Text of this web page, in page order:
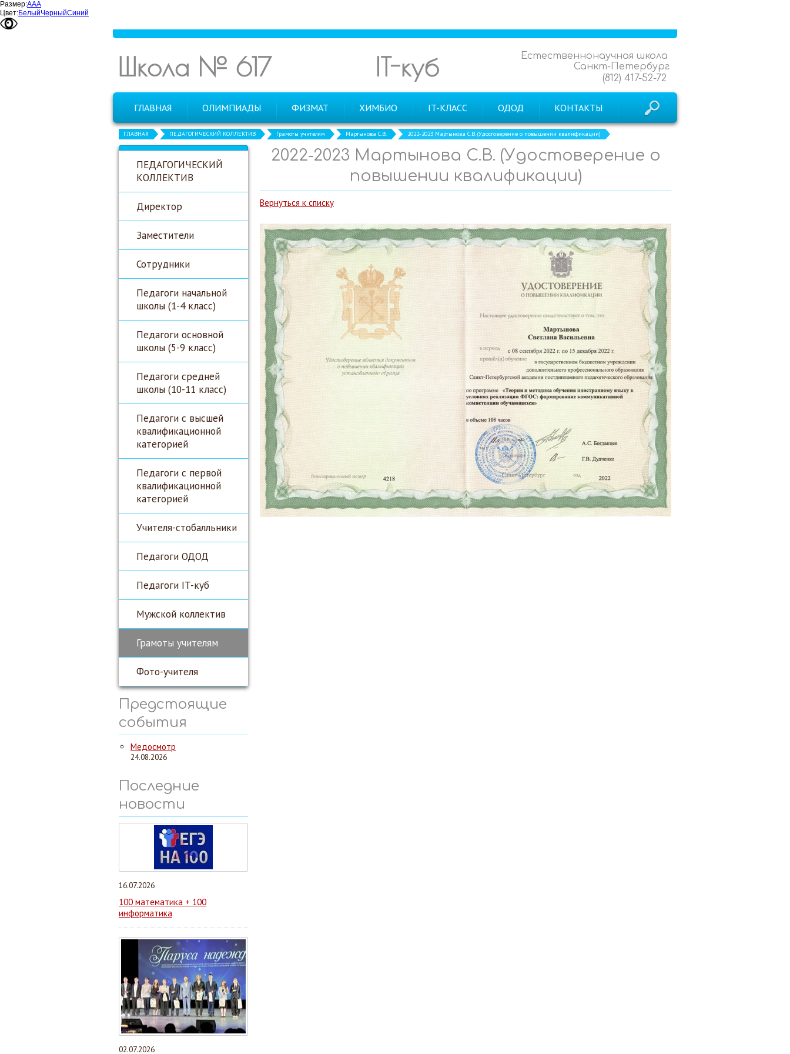
Размер:ААА
Цвет:БелыйЧерныйСиний
Школа № 617
Естественнонаучная школа
Санкт-Петербург
(812) 417-52-72
IT-куб
ГЛАВНАЯ ОЛИМПИАДЫ ФИЗМАТ ХИМБИО IT-КЛАСС ОДОД КОНТАКТЫ
ГЛАВНАЯ ПЕДАГОГИЧЕСКИЙ КОЛЛЕКТИВ Грамоты учителям Мартынова С.В. 2022-2023 Мартынова С.В. (Удостоверение о повышении квалификации)
ПЕДАГОГИЧЕСКИЙ
КОЛЛЕКТИВ
Директор
Заместители
Сотрудники
Педагоги начальной
школы (1-4 класс)
Педагоги основной
школы (5-9 класс)
Педагоги средней
школы (10-11 класс)
Педагоги с высшей
квалификационной
категорией
Педагоги с первой
квалификационной
категорией
Учителя-стобалльники
Педагоги ОДОД
Педагоги IT-куб
Мужской коллектив
Грамоты учителям
Фото-учителя
Предстоящие
события
Медосмотр
24.08.2026
Последние
новости
16.07.2026
100 математика + 100
информатика
02.07.2026
2022-2023 Мартынова С.В. (Удостоверение о
повышении квалификации)
Вернуться к списку